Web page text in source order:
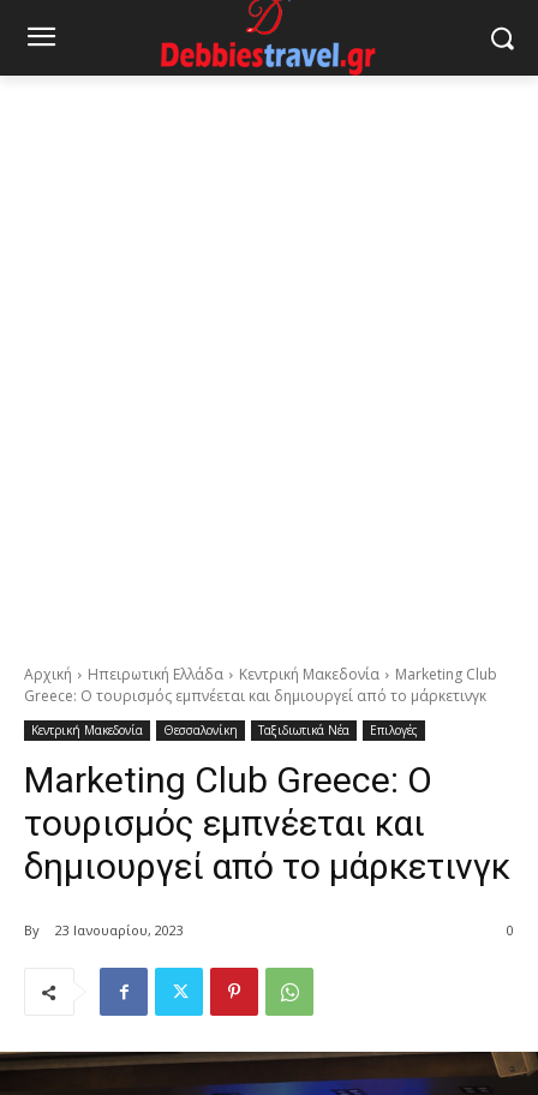
Αρχική Ηπειρωτική Ελλάδα Κεντρική Μακεδονία
Marketing Club
Greece: Ο τουρισμός εμπνέεται και δημιουργεί από το μάρκετινγκ
Κεντρική Μακεδονία Θεσσαλονίκη Ταξιδιωτικά Νέα Επιλογές
Marketing Club Greece: Ο
τουρισμός εμπνέεται και
δημιουργεί από το μάρκετινγκ
By 23 Ιανουαρίου, 2023 0